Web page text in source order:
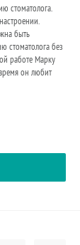
стоматолога.
быть
стоматолога без
работе Марку
он любит